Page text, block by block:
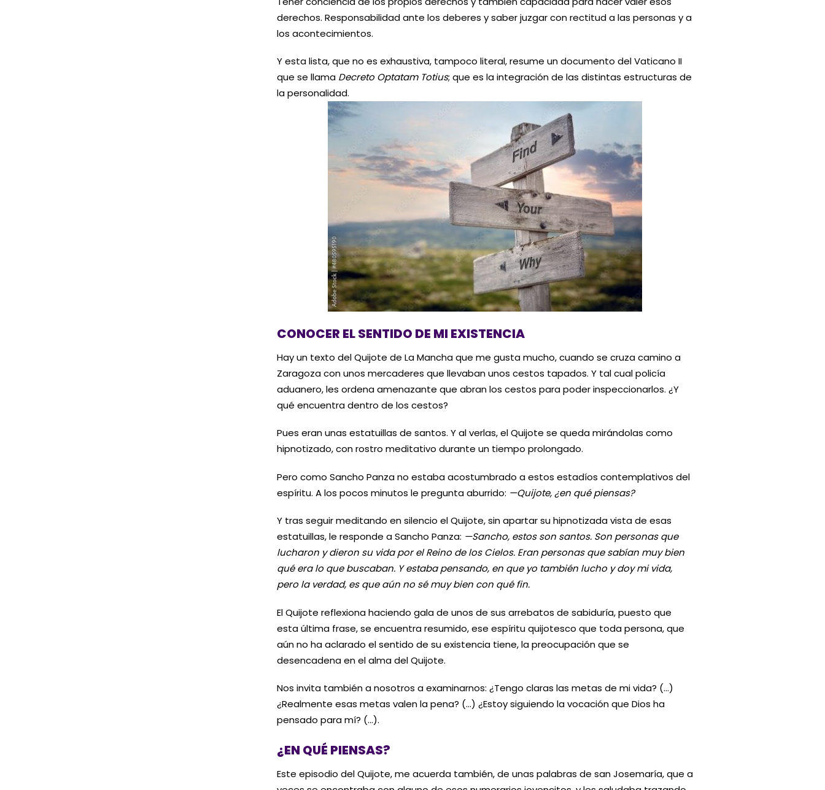
derechos. Responsabilidad ante los deberes y saber juzgar con rectitud a las personas y a
los acontecimientos.
Y esta lista, que no es exhaustiva, tampoco literal, resume un documento del Vaticano II
que se llama Decreto Optatam Totius; que es la integración de las distintas estructuras de
la personalidad.
CONOCER EL SENTIDO DE MI EXISTENCIA
Hay un texto del Quijote de La Mancha que me gusta mucho, cuando se cruza camino a
Zaragoza con unos mercaderes que llevaban unos cestos tapados. Y tal cual policía
aduanero, les ordena amenazante que abran los cestos para poder inspeccionarlos. ¿Y
qué encuentra dentro de los cestos?
Pues eran unas estatuillas de santos. Y al verlas, el Quijote se queda mirándolas como
hipnotizado, con rostro meditativo durante un tiempo prolongado.
Pero como Sancho Panza no estaba acostumbrado a estos estadíos contemplativos del
espíritu. A los pocos minutos le pregunta aburrido: —Quijote, ¿en qué piensas?
Y tras seguir meditando en silencio el Quijote, sin apartar su hipnotizada vista de esas
estatuillas, le responde a Sancho Panza: —Sancho, estos son santos. Son personas que
lucharon y dieron su vida por el Reino de los Cielos. Eran personas que sabían muy bien
qué era lo que buscaban. Y estaba pensando, en que yo también lucho y doy mi vida,
pero la verdad, es que aún no sé muy bien con qué fin.
El Quijote reflexiona haciendo gala de unos de sus arrebatos de sabiduría, puesto que
esta última frase, se encuentra resumido, ese espíritu quijotesco que toda persona, que
aún no ha aclarado el sentido de su existencia tiene, la preocupación que se
desencadena en el alma del Quijote.
Nos invita también a nosotros a examinarnos: ¿Tengo claras las metas de mi vida? (…)
¿Realmente esas metas valen la pena? (…) ¿Estoy siguiendo la vocación que Dios ha
pensado para mí? (…).
¿EN QUÉ PIENSAS?
Este episodio del Quijote, me acuerda también, de unas palabras de san Josemaría, que a